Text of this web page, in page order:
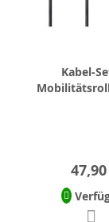
Kabel-